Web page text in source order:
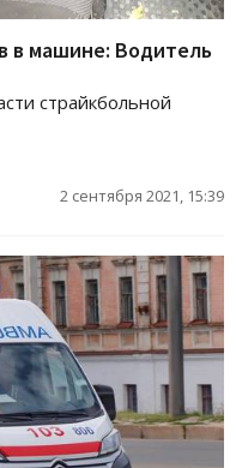
в машине: Водитель
страйкбольной
2 сентября 2021, 15:39